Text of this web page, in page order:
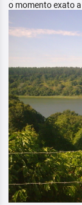
o momento exato